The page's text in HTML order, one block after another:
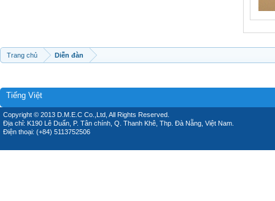
Trang chủ Diễn đàn
Tiếng Việt
Copyright © 2013 D.M.E.C Co.,Ltd, All Rights Reserved.
Địa chỉ: K190 Lê Duẩn, P. Tân chính, Q. Thanh Khê, Thp. Đà Nẵng, Việt Nam.
Điện thoại: (+84) 5113752506